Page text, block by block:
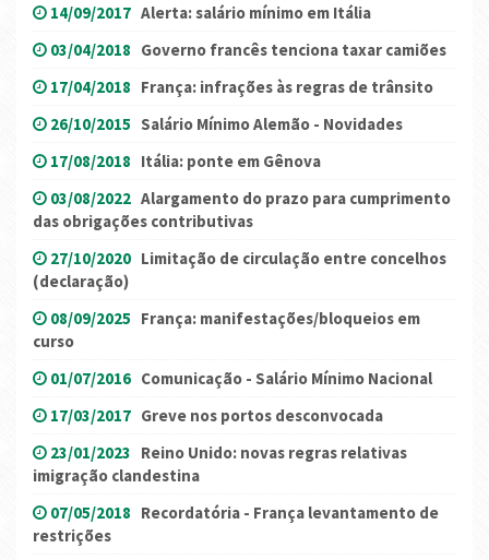
14/09/2017 Alerta: salário mínimo em Itália
03/04/2018 Governo francês tenciona taxar camiões
17/04/2018 França: infrações às regras de trânsito
26/10/2015 Salário Mínimo Alemão - Novidades
17/08/2018 Itália: ponte em Gênova
03/08/2022 Alargamento do prazo para cumprimento
das obrigações contributivas
27/10/2020 Limitação de circulação entre concelhos
(declaração)
08/09/2025 França: manifestações/bloqueios em
curso
01/07/2016 Comunicação - Salário Mínimo Nacional
17/03/2017 Greve nos portos desconvocada
23/01/2023 Reino Unido: novas regras relativas
imigração clandestina
07/05/2018 Recordatória - França levantamento de
restrições